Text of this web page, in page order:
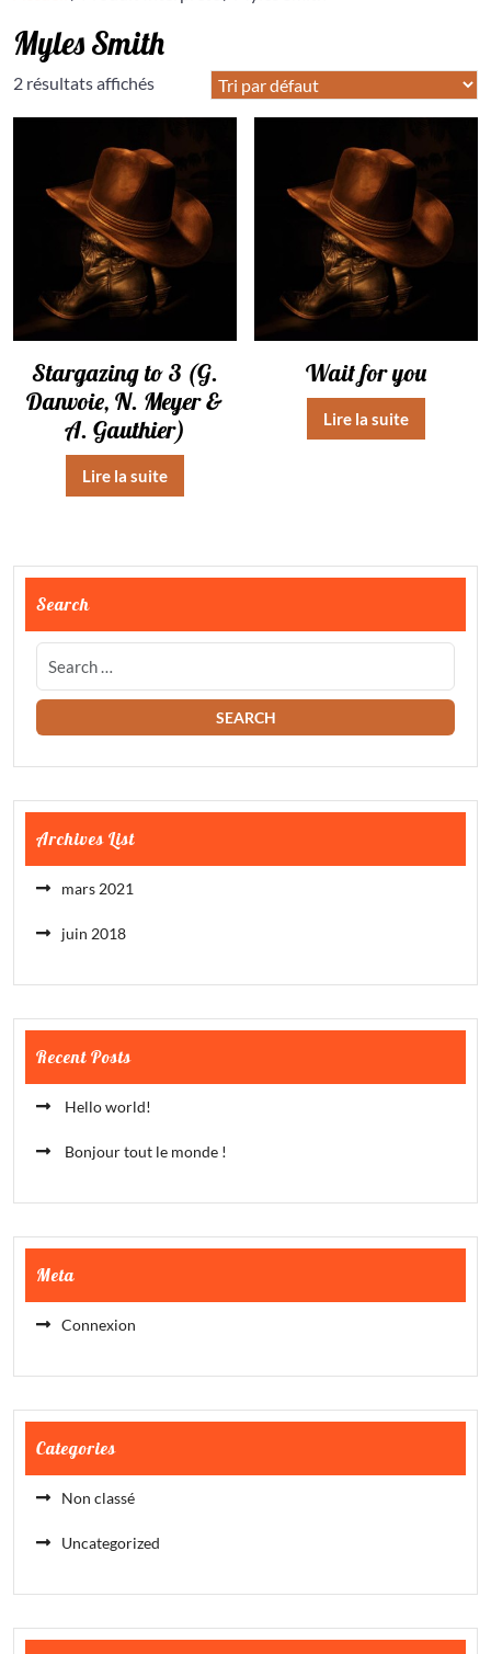
Myles Smith
2 résultats affichés
Stargazing to 3 (G.
Danvoie, N. Meyer &
A. Gauthier)
Lire la suite
Wait for you
Lire la suite
Search
Archives List
mars 2021
juin 2018
Recent Posts
Hello world!
Bonjour tout le monde !
Meta
Connexion
Categories
Non classé
Uncategorized